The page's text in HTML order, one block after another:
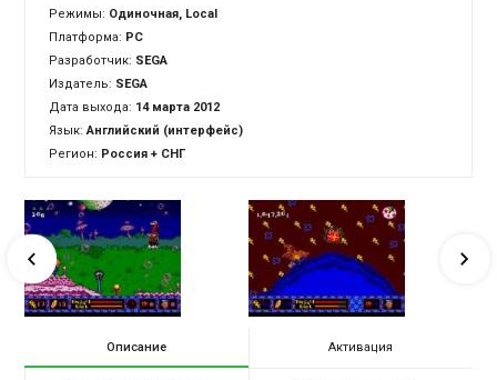
Режимы: Одиночная, Local
Платформа: PC
Разработчик: SEGA
Издатель: SEGA
Дата выхода: 14 марта 2012
Язык:Английский (интерфейс)
Регион: Россия + СНГ
Описание Активация